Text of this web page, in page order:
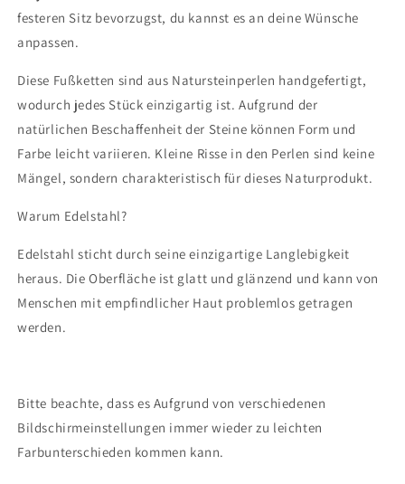
festeren Sitz bevorzugst, du kannst es an deine Wünsche
anpassen.
Diese Fußketten sind aus Natursteinperlen handgefertigt,
wodurch jedes Stück einzigartig ist. Aufgrund der
natürlichen Beschaffenheit der Steine können Form und
Farbe leicht variieren. Kleine Risse in den Perlen sind keine
Mängel, sondern charakteristisch für dieses Naturprodukt.
Warum Edelstahl?
Edelstahl sticht durch seine einzigartige Langlebigkeit
heraus. Die Oberfläche ist glatt und glänzend und kann von
Menschen mit empfindlicher Haut problemlos getragen
werden.
Bitte beachte, dass es Aufgrund von verschiedenen
Bildschirmeinstellungen immer wieder zu leichten
Farbunterschieden kommen kann.